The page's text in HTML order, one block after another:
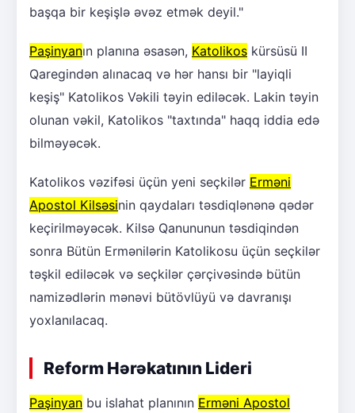
başqa bir keşişlə əvəz etmək deyil."
Paşinyanın planına əsasən, Katolikos kürsüsü II
Qaregindən alınacaq və hər hansı bir "layiqli
keşiş" Katolikos Vəkili təyin ediləcək. Lakin təyin
olunan vəkil, Katolikos "taxtında" haqq iddia edə
bilməyəcək.
Katolikos vəzifəsi üçün yeni seçkilər Erməni
Apostol Kilsəsinin qaydaları təsdiqlənənə qədər
keçirilməyəcək. Kilsə Qanununun təsdiqindən
sonra Bütün Ermənilərin Katolikosu üçün seçkilər
təşkil ediləcək və seçkilər çərçivəsində bütün
namizədlərin mənəvi bütövlüyü və davranışı
yoxlanılacaq.
Reform Hərəkatının Lideri
Paşinyan bu islahat planının Erməni Apostol